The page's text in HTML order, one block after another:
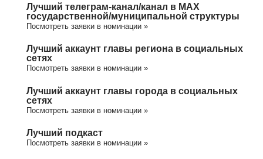
Лучший телеграм-канал/канал в МАХ
государственной/муниципальной структуры
Посмотреть заявки в номинации »
Лучший аккаунт главы региона в социальных
сетях
Посмотреть заявки в номинации »
Лучший аккаунт главы города в социальных
сетях
Посмотреть заявки в номинации »
Лучший подкаст
Посмотреть заявки в номинации »